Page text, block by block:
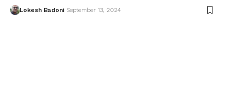
Lokesh Badoni September 13, 2024